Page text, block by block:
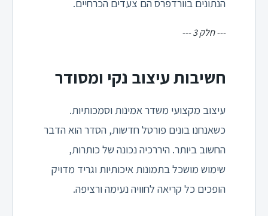
הנתונים בוורדפרס הם צעדים הכרחיים.
--- חלק 3 ---
חשיבות עיצוב נקי ומסודר
עיצוב מקצועי משדר אמינות וסמכותיות.
כשאנחנו בונים פורטל חדשות, הסדר הוא הדבר
החשוב ביותר. היררכיה נכונה של כותרות,
שימוש מושכל בתמונות איכותיות וגריד מדויק
הופכים כל קריאה לחוויה נעימה ורציפה.